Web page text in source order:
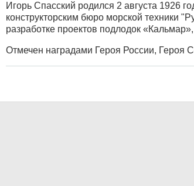
Игорь Спасский родился 2 августа 1926
конструкторским бюро морской техники
разработке проектов подлодок
Отмечен наградами Героя России, Героя